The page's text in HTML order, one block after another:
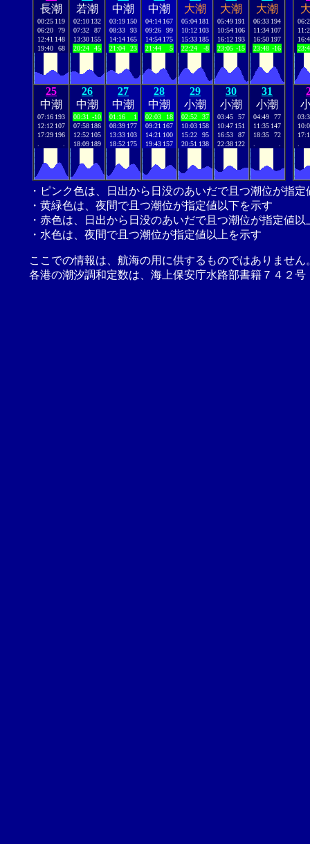
長潮
00:25 119
06:20
79
12:41 148
19:40
68
若潮
02:10 132
07:32
87
13:30 155
20:24
45
中潮
03:19 150
08:33
93
14:14 165
21:04
23
中潮
04:14 167
09:26
99
14:54 175
21:44
5
大潮
05:04 181
10:12 103
15:33 185
22:24
-8
大潮
05:49 191
10:54 106
16:12 193
23:05 -15
大潮
06:33 194
11:34 107
16:50 197
23:48 -16
25
中潮
07:16 193
12:12 107
17:29 196
26
中潮
00:31 -10
07:58 186
12:52 105
18:09 189
27
中潮
01:16
1
08:39 177
13:33 103
18:52 175
28
中潮
02:03
18
09:21 167
14:21 100
19:43 157
29
小潮
02:52
37
10:03 158
15:22
95
20:51 138
30
小潮
03:45
57
10:47 151
16:53
87
22:38 122
31
小潮
04:49
77
11:35 147
18:35
72
・ピンク色は、日出から日没のあいだで且つ潮位が指
・黄緑色は、夜間で且つ潮位が指定値以下を示す
・赤色は、日出から日没のあいだで且つ潮位が指定値以
・水色は、夜間で且つ潮位が指定値以上を示す
ここでの情報は、航海の用に供するものではありませ
各港の潮汐調和定数は、海上保安庁水路部書籍７４２